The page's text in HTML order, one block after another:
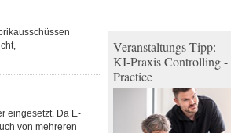
eingesetzt. Da E-
von mehreren
Veranstaltungs-Tipp:
KI-Praxis Controlling -
Practice